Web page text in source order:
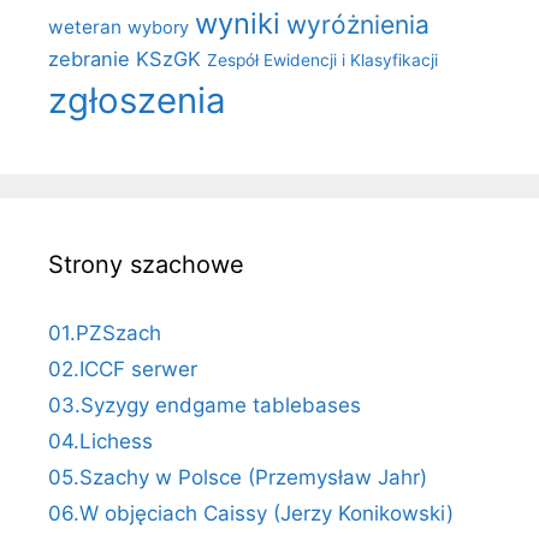
weteran wybory wyniki wyróżnienia
zebranie KSzGK Zespół Ewidencji i Klasyfikacji
zgłoszenia
Strony szachowe
01.PZSzach
02.ICCF serwer
03.Syzygy endgame tablebases
04.Lichess
05.Szachy w Polsce (Przemysław Jahr)
06.W objęciach Caissy (Jerzy Konikowski)